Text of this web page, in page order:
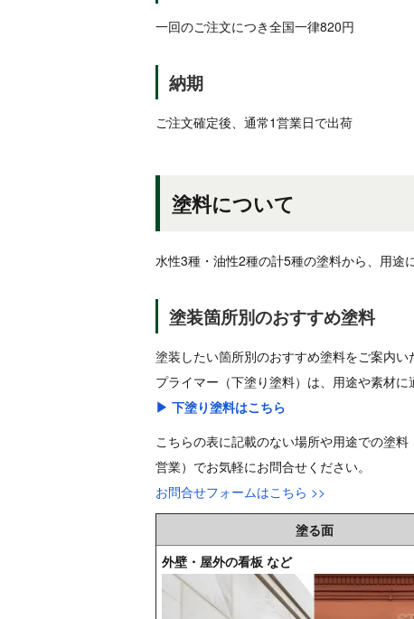
一回のご注文につき全国一律820円
納期
ご注文確定後、通常1営業日で出荷
塗料について
水性3種・油性2種の計5種の塗料から、用途
塗装箇所別のおすすめ塗料
塗装したい箇所別のおすすめ塗料をご案内い
プライマー（下塗り塗料）は、用途や素材
▶ 下塗り塗料はこちら
こちらの表に記載のない場所や用途での塗
営業）でお気軽にお問合せください。
お問合せフォームはこちら >>
塗る面
外壁・屋外の看板 など